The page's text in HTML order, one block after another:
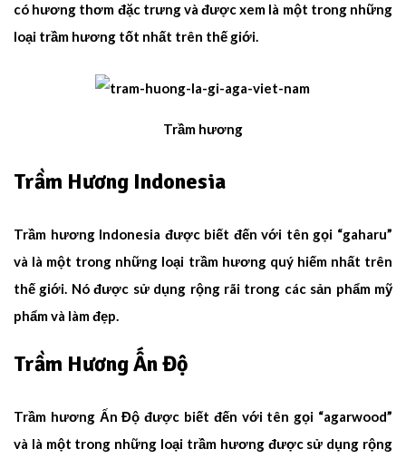
có hương thơm đặc trưng và được xem là một trong những
loại trầm hương tốt nhất trên thế giới.
Trầm hương
Trầm Hương Indonesia
Trầm hương Indonesia được biết đến với tên gọi “gaharu”
và là một trong những loại trầm hương quý hiếm nhất trên
thế giới. Nó được sử dụng rộng rãi trong các sản phẩm mỹ
phẩm và làm đẹp.
Trầm Hương Ấn Độ
Trầm hương Ấn Độ được biết đến với tên gọi “agarwood”
và là một trong những loại trầm hương được sử dụng rộng